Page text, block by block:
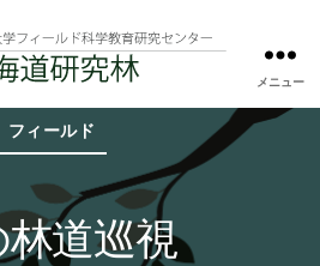
道
研
究
林
メニュー
カ
テ
ゴ
ー
フィールド
道巡視